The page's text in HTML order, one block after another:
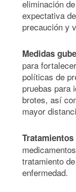
eliminación
expectativa
precaución y
Medidas
para
políticas de
pruebas para
brotes, así
mayor
tratamiento
enfermedad.